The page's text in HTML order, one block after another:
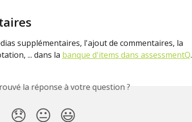
supplémentaires, l'ajout de commentaires, la
... dans la banque d'items dans assessmentQ.
la réponse à votre question ?
😞 😐 😃